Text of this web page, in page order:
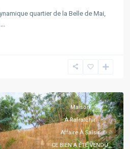
quartier de la Belle de Mai,
...
Maison
À Rafraîchir
Affaire À Saisir
CE BIEN A ÉTÉ VENDU